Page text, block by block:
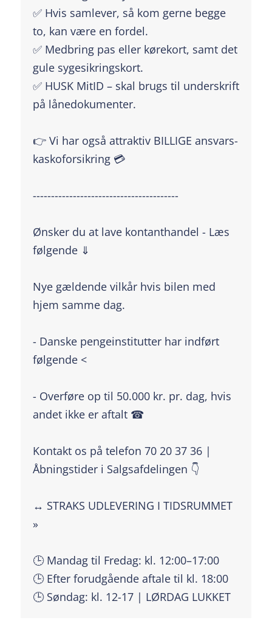
✅ Hvis samlever, så kom gerne begge
to, kan være en fordel.
✅ Medbring pas eller kørekort, samt det
gule sygesikringskort.
✅ HUSK MitID – skal brugs til underskrift
på lånedokumenter.
👉 Vi har også attraktiv BILLIGE ansvars-
kaskoforsikring 💳
----------------------------------------
Ønsker du at lave kontanthandel - Læs
følgende ⇓
Nye gældende vilkår hvis bilen med
hjem samme dag.
- Danske pengeinstitutter har indført
følgende <
- Overføre op til 50.000 kr. pr. dag, hvis
andet ikke er aftalt ☎
Kontakt os på telefon 70 20 37 36 |
Åbningstider i Salgsafdelingen 👇
↔️ STRAKS UDLEVERING I TIDSRUMMET
»
🕒 Mandag til Fredag: kl. 12:00–17:00
🕒 Efter forudgående aftale til kl. 18:00
🕒 Søndag: kl. 12-17 | LØRDAG LUKKET